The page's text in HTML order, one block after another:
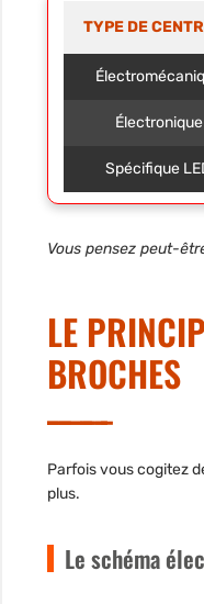
TYPE DE
Électronique
Spécifique
Vous pensez peut-
LE
BROCHES
Parfois vous cogitez
plus.
Le schéma